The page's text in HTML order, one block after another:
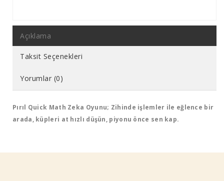
Açıklama
Taksit Seçenekleri
Yorumlar (0)
Pırıl Quick Math Zeka Oyunu; Zihinde işlemler ile eğlence bir
arada, küpleri at hızlı düşün, piyonu önce sen kap.